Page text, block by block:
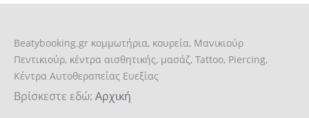
Beatybooking.gr κομμωτήρια, κουρεία, Μανικιούρ
Πεντικιούρ, κέντρα αισθητικής, μασάζ, Tattoo, Piercing,
Κέντρα Αυτοθεραπείας Ευεξίας
Βρίσκεστε εδώ: Αρχική